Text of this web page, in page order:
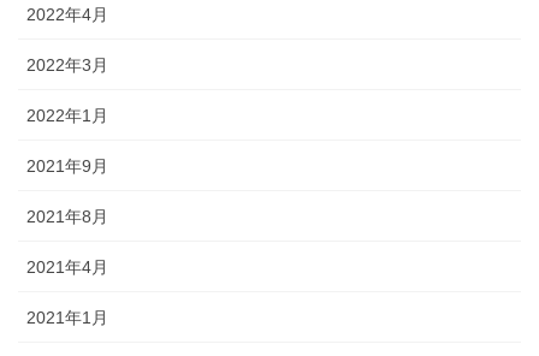
2022年4月
2022年3月
2022年1月
2021年9月
2021年8月
2021年4月
2021年1月